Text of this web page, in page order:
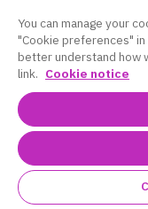
コーポレート
利用条件
このサイト
ブリストル
医薬品を適
You can manage your
"Cookie preferences"
better understand how
link. Cookie notice